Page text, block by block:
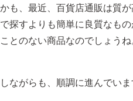
も、最近、百貨店通販は質
探すよりも簡単に良質なも
とのない商品なのでしょう
ながらも、順調に進んでいま